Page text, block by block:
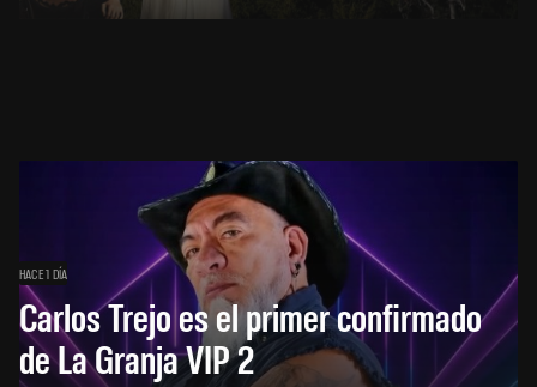
HACE 1 DÍA
Carlos Trejo es el primer confirmado
de La Granja VIP 2